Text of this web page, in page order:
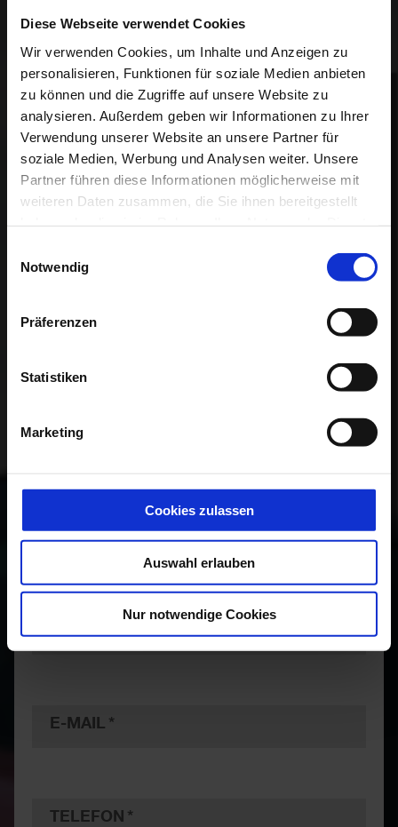
Diese Webseite verwendet Cookies
Wir verwenden Cookies, um Inhalte und Anzeigen zu
personalisieren, Funktionen für soziale Medien anbieten
zu können und die Zugriffe auf unsere Website zu
analysieren. Außerdem geben wir Informationen zu Ihrer
Verwendung unserer Website an unsere Partner für
soziale Medien, Werbung und Analysen weiter. Unsere
Partner führen diese Informationen möglicherweise mit
weiteren Daten zusammen, die Sie ihnen bereitgestellt
Notwendig
Präferenzen
Statistiken
Marketing
Cookies zulassen
Auswahl erlauben
Nur notwendige Cookies
IHR DIREKTKONTAKT
STANDORTAUSWAHL
VORNAME
E-MAIL
TELEFON